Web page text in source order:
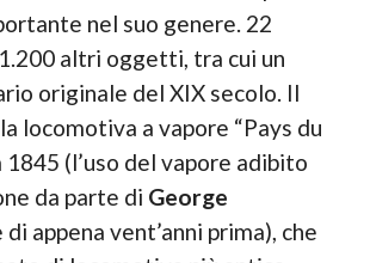
nel suo genere. 22
altri oggetti, tra cui un
originale del XIX secolo. Il
locomotiva a vapore “Pays du
1845 (l’uso del vapore adibito
da parte di George
di appena vent’anni prima), che